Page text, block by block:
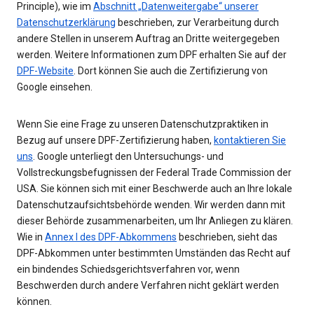
Principle), wie im Abschnitt „Datenweitergabe“ unserer
Datenschutzerklärung beschrieben, zur Verarbeitung durch
andere Stellen in unserem Auftrag an Dritte weitergegeben
werden. Weitere Informationen zum DPF erhalten Sie auf der
DPF-Website. Dort können Sie auch die Zertifizierung von
Google einsehen.
Wenn Sie eine Frage zu unseren Datenschutzpraktiken in
Bezug auf unsere DPF-Zertifizierung haben, kontaktieren Sie
uns. Google unterliegt den Untersuchungs- und
Vollstreckungsbefugnissen der Federal Trade Commission der
USA. Sie können sich mit einer Beschwerde auch an Ihre lokale
Datenschutzaufsichtsbehörde wenden. Wir werden dann mit
dieser Behörde zusammenarbeiten, um Ihr Anliegen zu klären.
Wie in Annex I des DPF-Abkommens beschrieben, sieht das
DPF-Abkommen unter bestimmten Umständen das Recht auf
ein bindendes Schiedsgerichtsverfahren vor, wenn
Beschwerden durch andere Verfahren nicht geklärt werden
können.